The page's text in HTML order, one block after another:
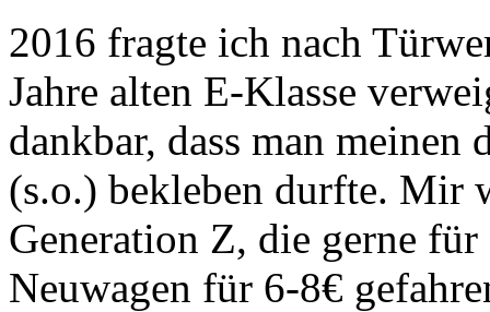
2016 fragte ich nach
Jahre alten E-Klasse
dankbar, dass man meinen
(s.o.) bekleben durfte. Mir
Generation Z, die gerne
Neuwagen für 6-8€